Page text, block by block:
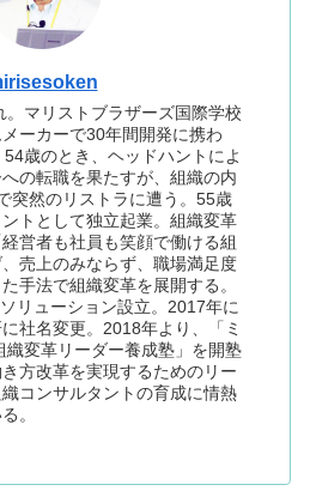
マリストブラザーズ国際学校
ーカーで30年間開発に携わ
歳のとき、ヘッドハントによ
の転職を果たすが、組織の内
突然のリストラに遭う。55歳
トとして独立起業。組織変革
営者も社員も笑顔で働ける組
売上のみならず、職場満足度
手法で組織変革を展開する。
リューション設立。2017年に
社名変更。2018年より、「ミ
織変革リーダー養成塾」を開塾
方改革を実現するためのリー
コンサルタントの育成に情熱
。